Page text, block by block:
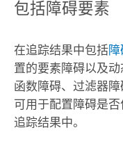
包括障碍要素
在追踪结果中包括障
置的要素障碍以及动
函数障碍、过滤器
可用于配置障碍是否
追踪结果中。